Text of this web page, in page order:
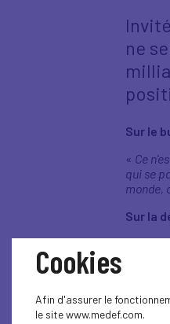
ne
Sur le
« Ce
qui se
monde,
Sur la
«La
Sur les
Cookies
Afin d'assurer le
le site www.medef.com.